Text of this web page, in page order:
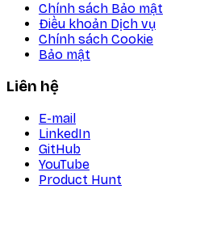
Chính sách Bảo mật
Điều khoản Dịch vụ
Chính sách Cookie
Bảo mật
Liên hệ
E-mail
LinkedIn
GitHub
YouTube
Product Hunt